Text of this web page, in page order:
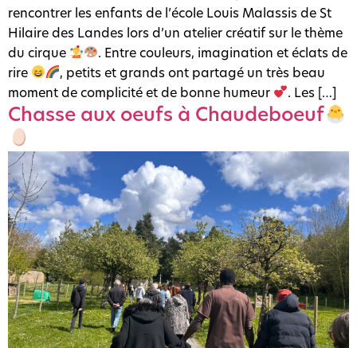
rencontrer les enfants de l’école Louis Malassis de St
Hilaire des Landes lors d’un atelier créatif sur le thème
du cirque
. Entre couleurs, imagination et éclats de
rire
, petits et grands ont partagé un très beau
moment de complicité et de bonne humeur
. Les […]
Chasse aux oeufs à Chaudeboeuf